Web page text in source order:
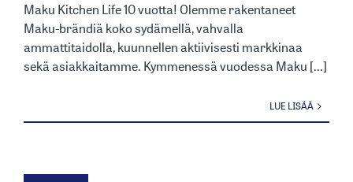
Maku Kitchen Life 10 vuotta! Olemme rakentaneet
Maku-brändiä koko sydämellä, vahvalla
ammattitaidolla, kuunnellen aktiivisesti markkinaa
sekä asiakkaitamme. Kymmenessä vuodessa Maku [...]
LUE LISÄÄ